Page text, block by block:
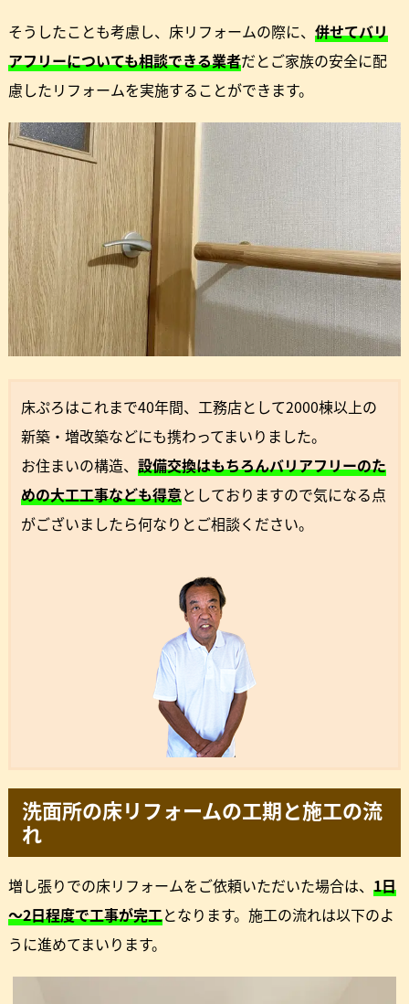
そうしたことも考慮し、床リフォームの際に、 併せてバリ
アフリーについても相談できる業者だとご家族の安全に配
慮したリフォームを実施することができます。
床ぷろはこれまで40年間、工務店として2000棟以上の
新築・増改築などにも携わってまいりました。
お住まいの構造、 設備交換はもちろんバリアフリーのた
めの大工工事なども得意としておりますので気になる点
がございましたら何なりとご相談ください。
洗面所の床リフォームの工期と施工の流
れ
増し張りでの床リフォームをご依頼いただいた場合は、 1日
～2日程度で工事が完工となります。施工の流れは以下のよ
うに進めてまいります。